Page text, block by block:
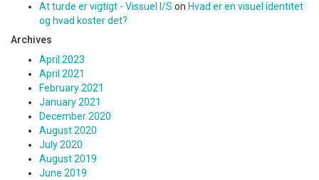
At turde er vigtigt - Vissuel I/S on Hvad er en visuel identitet
og hvad koster det?
Archives
April 2023
April 2021
February 2021
January 2021
December 2020
August 2020
July 2020
August 2019
June 2019